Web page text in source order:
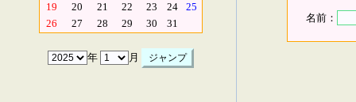
19
20 21 22 23 24
25
26
27 28 29 30 31
年 月
名前：